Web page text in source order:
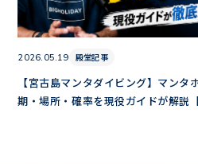
2026.05.19 殿堂記事
【宮古島マンタダイビング】マンタ
期・場所・確率を現役ガイドが解説